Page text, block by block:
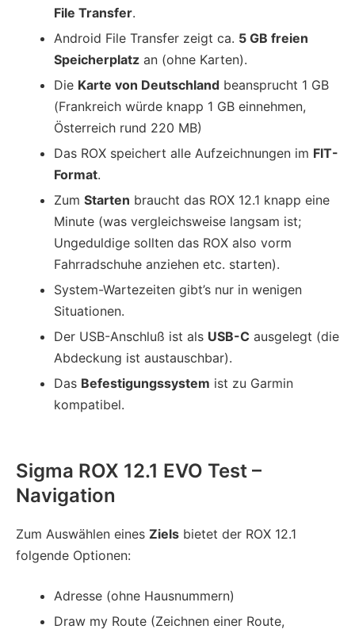
File Transfer.
Android File Transfer zeigt ca. 5 GB freien
Speicherplatz an (ohne Karten).
Die Karte von Deutschland beansprucht 1 GB
(Frankreich würde knapp 1 GB einnehmen,
Österreich rund 220 MB)
Das ROX speichert alle Aufzeichnungen im FIT-
Format.
Zum Starten braucht das ROX 12.1 knapp eine
Minute (was vergleichsweise langsam ist;
Ungeduldige sollten das ROX also vorm
Fahrradschuhe anziehen etc. starten).
System-Wartezeiten gibt’s nur in wenigen
Situationen.
Der USB-Anschluß ist als USB-C ausgelegt (die
Abdeckung ist austauschbar).
Das Befestigungssystem ist zu Garmin
kompatibel.
Sigma ROX 12.1 EVO Test –
Navigation
Zum Auswählen eines Ziels bietet der ROX 12.1
folgende Optionen:
Adresse (ohne Hausnummern)
Draw my Route (Zeichnen einer Route,